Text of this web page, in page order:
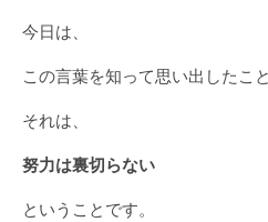
今日は、
この言葉を知って思い出したこ
それは、
努力は裏切らない
ということです。